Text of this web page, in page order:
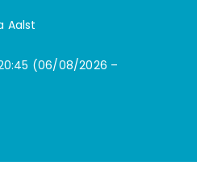
Aalst
(06/08/2026 –